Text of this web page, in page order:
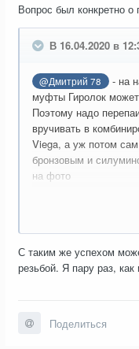
Вопрос был конкретно о
В 16.04.2020 в
@Дмитрий 78
- на
муфты Гиролок
Поэтому надо
вручивать в
Viega, а уж потом
бронзовым и
на фото
С таким же успехом
резьбой. Я пару раз,
Поделиться